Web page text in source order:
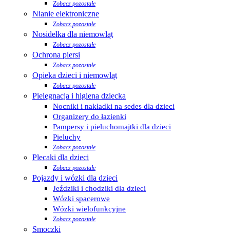
Zobacz pozostałe
Nianie elektroniczne
Zobacz pozostałe
Nosidełka dla niemowląt
Zobacz pozostałe
Ochrona piersi
Zobacz pozostałe
Opieka dzieci i niemowląt
Zobacz pozostałe
Pielęgnacja i higiena dziecka
Nocniki i nakładki na sedes dla dzieci
Organizery do łazienki
Pampersy i pieluchomajtki dla dzieci
Pieluchy
Zobacz pozostałe
Plecaki dla dzieci
Zobacz pozostałe
Pojazdy i wózki dla dzieci
Jeździki i chodziki dla dzieci
Wózki spacerowe
Wózki wielofunkcyjne
Zobacz pozostałe
Smoczki